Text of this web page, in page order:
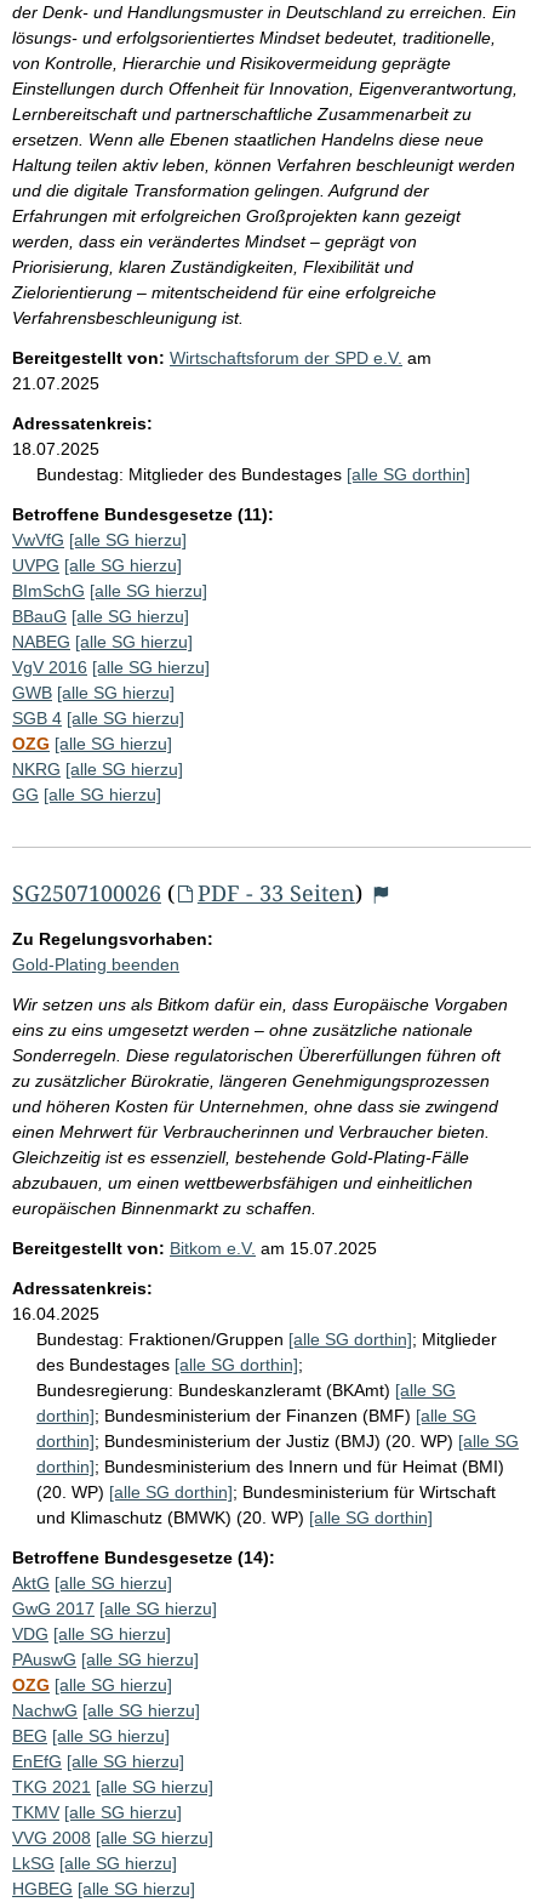
der Denk- und Handlungsmuster in Deutschland zu erreichen. Ein
lösungs- und erfolgsorientiertes Mindset bedeutet, traditionelle,
von Kontrolle, Hierarchie und Risikovermeidung geprägte
Einstellungen durch Offenheit für Innovation, Eigenverantwortung,
Lernbereitschaft und partnerschaftliche Zusammenarbeit zu
ersetzen. Wenn alle Ebenen staatlichen Handelns diese neue
Haltung teilen aktiv leben, können Verfahren beschleunigt werden
und die digitale Transformation gelingen. Aufgrund der
Erfahrungen mit erfolgreichen Großprojekten kann gezeigt
werden, dass ein verändertes Mindset – geprägt von
Priorisierung, klaren Zuständigkeiten, Flexibilität und
Zielorientierung – mitentscheidend für eine erfolgreiche
Verfahrensbeschleunigung ist.
Bereitgestellt von: Wirtschaftsforum der SPD e.V. am
21.07.2025
Adressatenkreis:
18.07.2025
Bundestag: Mitglieder des Bundestages [alle SG dorthin]
Betroffene Bundesgesetze (11):
VwVfG [alle SG hierzu]
UVPG [alle SG hierzu]
BImSchG [alle SG hierzu]
BBauG [alle SG hierzu]
NABEG [alle SG hierzu]
VgV 2016 [alle SG hierzu]
GWB [alle SG hierzu]
SGB 4 [alle SG hierzu]
OZG [alle SG hierzu]
NKRG [alle SG hierzu]
GG [alle SG hierzu]
SG2507100026 ( PDF - 33 Seiten)
Zu Regelungsvorhaben:
Gold-Plating beenden
Wir setzen uns als Bitkom dafür ein, dass Europäische Vorgaben
eins zu eins umgesetzt werden – ohne zusätzliche nationale
Sonderregeln. Diese regulatorischen Übererfüllungen führen oft
zu zusätzlicher Bürokratie, längeren Genehmigungsprozessen
und höheren Kosten für Unternehmen, ohne dass sie zwingend
einen Mehrwert für Verbraucherinnen und Verbraucher bieten.
Gleichzeitig ist es essenziell, bestehende Gold-Plating-Fälle
abzubauen, um einen wettbewerbsfähigen und einheitlichen
europäischen Binnenmarkt zu schaffen.
Bereitgestellt von: Bitkom e.V. am 15.07.2025
Adressatenkreis:
16.04.2025
Bundestag: Fraktionen/Gruppen [alle SG dorthin]; Mitglieder
des Bundestages [alle SG dorthin];
Bundesregierung: Bundeskanzleramt (BKAmt) [alle SG
dorthin]; Bundesministerium der Finanzen (BMF) [alle SG
dorthin]; Bundesministerium der Justiz (BMJ) (20. WP) [alle SG
dorthin]; Bundesministerium des Innern und für Heimat (BMI)
(20. WP) [alle SG dorthin]; Bundesministerium für Wirtschaft
und Klimaschutz (BMWK) (20. WP) [alle SG dorthin]
Betroffene Bundesgesetze (14):
AktG [alle SG hierzu]
GwG 2017 [alle SG hierzu]
VDG [alle SG hierzu]
PAuswG [alle SG hierzu]
OZG [alle SG hierzu]
NachwG [alle SG hierzu]
BEG [alle SG hierzu]
EnEfG [alle SG hierzu]
TKG 2021 [alle SG hierzu]
TKMV [alle SG hierzu]
VVG 2008 [alle SG hierzu]
LkSG [alle SG hierzu]
HGBEG [alle SG hierzu]